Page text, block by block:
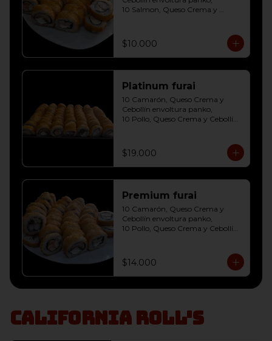
10 Salmon, Queso Crema y
envoltura panko
$10.000
Platinum furai
10 Camarón, Queso Crema y
Cebollín envoltura panko,
10 Pollo, Queso Crema y Cebollín
Cebollín envoltura panko,
10 Salmon, Queso Crema y
Cebollín envoltura panko,
10 Carne, Queso Crema y Cebollín
10 Palmito, Queso Crema y
Cebollín envoltura panko,
10 Kanikama, Queso Crema y
Cebollín envoltura panko
$19.000
Premium furai
10 Camarón, Queso Crema y
Cebollín envoltura panko,
10 Pollo, Queso Crema y Cebollín
Cebollín envoltura panko,
10 Salmon, Queso Crema y
Cebollín envoltura panko
$14.000
California Roll's